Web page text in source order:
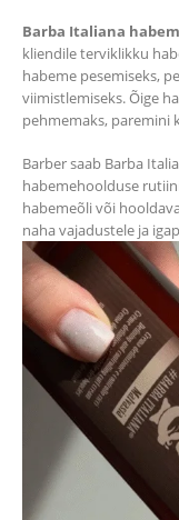
Barba Italiana
kliendile terviklikku
habeme pesemiseks,
viimistlemiseks. Õige
pehmemaks, paremini
Barber saab Barba
habemehoolduse
habemeõli või
naha vajadustele ja